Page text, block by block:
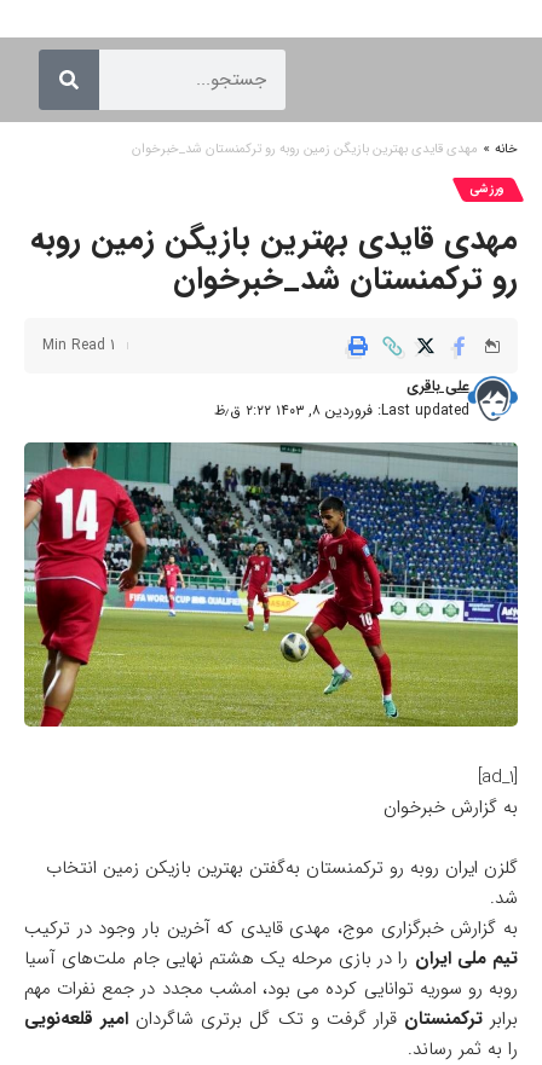
خانه » مهدی قایدی بهترین بازیگن زمین روبه رو ترکمنستان شد_خبرخوان
ورزشی
مهدی قایدی بهترین بازیگن زمین روبه
رو ترکمنستان شد_خبرخوان
Last updated: فروردین ۸, ۱۴۰۳ ۲:۲۲ ق٫ظ
علی باقری
1 Min Read
[ad_1]
به گزارش خبرخوان
گلزن ایران روبه رو ترکمنستان به‌گفتن بهترین بازیکن زمین انتخاب
شد.
به گزارش خبرگزاری موج، مهدی قایدی که آخرین بار وجود در ترکیب
تیم ملی ایران را در بازی مرحله یک هشتم نهایی جام ملت‌های آسیا
روبه رو سوریه توانایی کرده می بود، امشب مجدد در جمع نفرات مهم
برابرترکمنستان قرار گرفت و تک گل برتری شاگردان امیر قلعه‌نویی
را به ثمر رساند.